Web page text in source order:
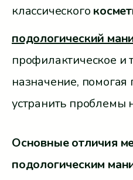
классического
подологический
профилактическое и
назначение, помогая
устранить проблемы
Основные отличия
подологическим